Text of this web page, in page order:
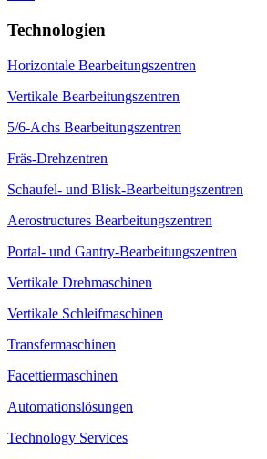
Technologien
Horizontale Bearbeitungszentren
Vertikale Bearbeitungszentren
5/6-Achs Bearbeitungszentren
Fräs-Drehzentren
Schaufel- und Blisk-Bearbeitungszentren
Aerostructures Bearbeitungszentren
Portal- und Gantry-Bearbeitungszentren
Vertikale Drehmaschinen
Vertikale Schleifmaschinen
Transfermaschinen
Facettiermaschinen
Automationslösungen
Technology Services